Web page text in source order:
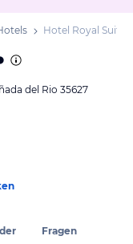
Hotel Royal Suite
del Rio 35627
Fragen